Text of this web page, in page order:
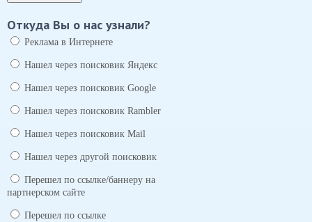
Откуда Вы о нас узнали?
Реклама в Интернете
Нашел через поисковик Яндекс
Нашел через поисковик Google
Нашел через поисковик Rambler
Нашел через поисковик Mail
Нашел через другой поисковик
Перешел по ссылке/баннеру на
партнерском сайте
Перешел по ссылке